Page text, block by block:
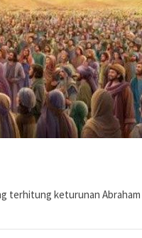
terhitung keturunan Abraham